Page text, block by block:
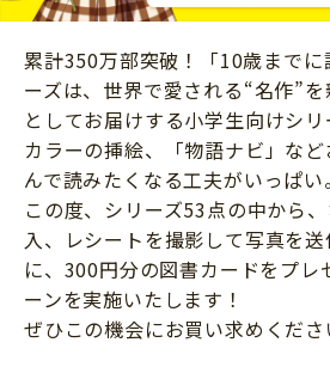
自由研究・工作
読書感想文
本・読書
運動・あそび・ゲーム
英語
習い事
知育
人間関係
おでかけ
家族
料理
マネー
健康
累計350万部突破！「10歳までに
ーズは、世界で愛される“名作”
としてお届けする小学生向けシリ
カラーの挿絵、「物語ナビ」な
んで読みたくなる工夫がいっぱい。
この度、シリーズ53点の中から
入、レシートを撮影して写真を
に、300円分の図書カードをプレ
ーンを実施いたします！
ぜひこの機会にお買い求めくださ